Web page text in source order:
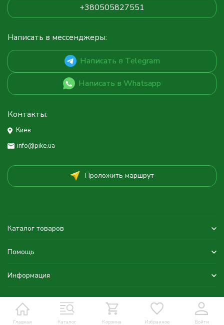
Главная Каталог Корзина Избранное Войти
+380505827551
Написать в мессенджеры:
Написать в Telegram
Написать в Whatsapp
Контакты:
Киев
info@pike.ua
Проложить маршрут
Каталог товаров
Помощь
Информация